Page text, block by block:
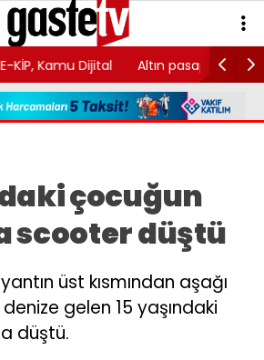
pasaport dönemi başladı: 85 ülkeye
İşte fiyatı
çocuğun
scooter düştü
üst kısmından aşağı
gelen 15 yaşındaki
düştü.